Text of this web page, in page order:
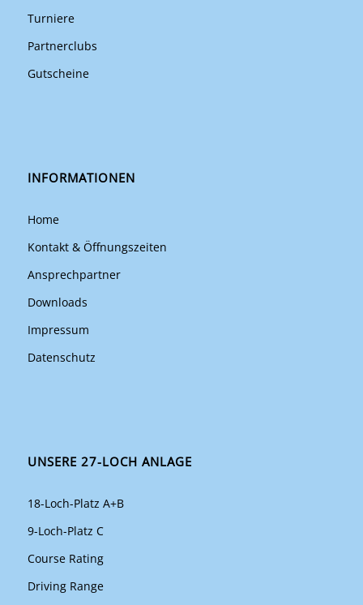
Turniere
Partnerclubs
Gutscheine
INFORMATIONEN
Home
Kontakt & Öffnungszeiten
Ansprechpartner
Downloads
Impressum
Datenschutz
UNSERE 27-LOCH ANLAGE
18-Loch-Platz A+B
9-Loch-Platz C
Course Rating
Driving Range